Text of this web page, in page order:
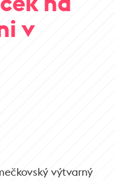
v
výtvarný